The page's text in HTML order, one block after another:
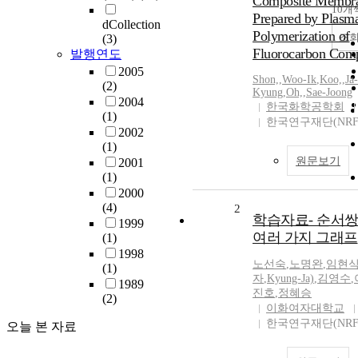
dCollection
(3)
발행연도
2005
(2)
2004
(1)
2002
(1)
2001
(1)
2000
(4)
1999
(1)
1998
(1)
1989
(2)
오늘 본 자료
10개
조
Prepared by
Polymerization of
Fluorocarbon
Shon,,Woo-Ik,Koo,,Ja-
Kyung,Oh,,Sae-Joong
한국화학공학회
한국연구재단
원문보기
2
학습자료- 순서
여러 가지 그래프
노선숙,노명완,임현
자,Kyung-Ja),김영수,
진호,정혜승
이화여자대학교
한국연구재단